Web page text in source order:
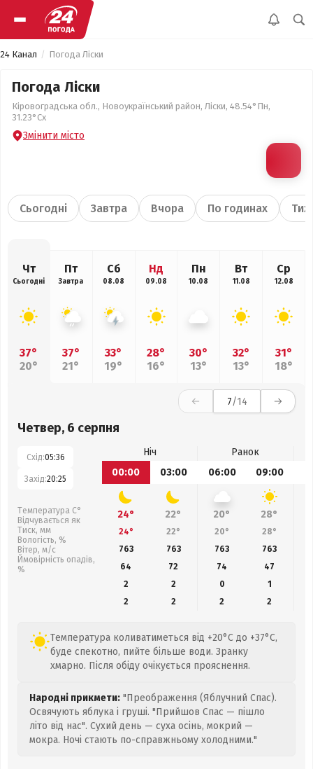
24 Канал Погода Ліски
Погода Ліски
Кіровоградська обл., Новоукраїнський район, Ліски, 48.54°Пн,
31.23°Сх
Змінити місто
Сьогодні Завтра Вчора По годинах
Чт
Сьогодні
37°
20°
Пт
Завтра
37°
21°
Сб
08.08
33°
19°
Нд
09.08
28°
16°
Пн
10.08
30°
13°
Вт
11.08
32°
13°
Ср
12.08
31°
18°
7/14
Четвер, 6 серпня
Схід:05:36
Захід:20:25
Температура С°
Відчувається як
Тиск, мм
Вологість, %
Вітер, м/с
Ймовірність опадів,
%
Ніч
Ранок
00:00
03:00 06:00 09:00
24° 22° 20° 28°
24° 22° 20° 28°
763
763 763 763
64
72 74
47
2
2 0
1
2
2 2 2
Температура коливатиметься від +20°C до +37°C,
буде спекотно, пийте більше води. Зранку
хмарно. Після обіду очікується прояснення.
Народні прикмети: "Преображення (Яблучний Спас).
Освячують яблука і груші. "Прийшов Спас — пішло
літо від нас". Сухий день — суха осінь, мокрий —
мокра. Ночі стають по-справжньому холодними."